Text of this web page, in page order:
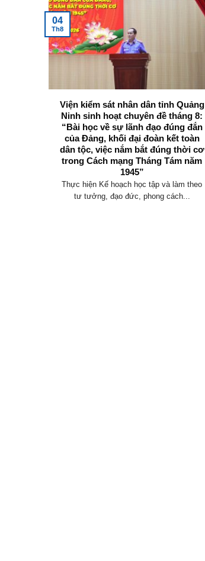
Viện kiểm sát nhân dân tỉnh Quảng
Ninh sinh hoạt chuyên đề tháng 8:
“Bài học về sự lãnh đạo đúng đắn
của Đảng, khối đại đoàn kết toàn
dân tộc, việc nắm bắt đúng thời cơ
trong Cách mạng Tháng Tám năm
1945”
Thực hiện Kế hoạch học tập và làm theo
tư tưởng, đạo đức, phong cách...
04
Th8